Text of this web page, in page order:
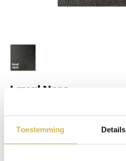
Toestemming Details
Laval Nero